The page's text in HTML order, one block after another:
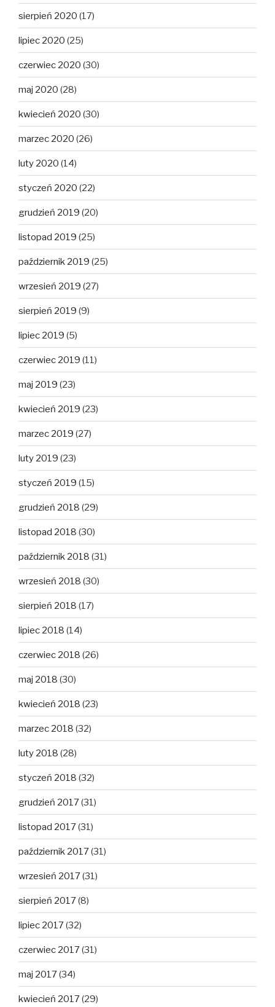
sierpień 2020 (17)
lipiec 2020 (25)
czerwiec 2020 (30)
maj 2020 (28)
kwiecień 2020 (30)
marzec 2020 (26)
luty 2020 (14)
styczeń 2020 (22)
grudzień 2019 (20)
listopad 2019 (25)
październik 2019 (25)
wrzesień 2019 (27)
sierpień 2019 (9)
lipiec 2019 (5)
czerwiec 2019 (11)
maj 2019 (23)
kwiecień 2019 (23)
marzec 2019 (27)
luty 2019 (23)
styczeń 2019 (15)
grudzień 2018 (29)
listopad 2018 (30)
październik 2018 (31)
wrzesień 2018 (30)
sierpień 2018 (17)
lipiec 2018 (14)
czerwiec 2018 (26)
maj 2018 (30)
kwiecień 2018 (23)
marzec 2018 (32)
luty 2018 (28)
styczeń 2018 (32)
grudzień 2017(31)
listopad 2017(31)
październik 2017(31)
wrzesień 2017(31)
sierpień 2017(8)
lipiec 2017(32)
czerwiec 2017(31)
maj 2017(34)
kwiecień 2017(29)